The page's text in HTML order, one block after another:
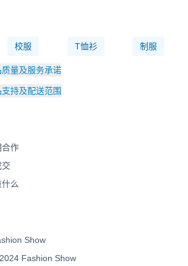
校服 T恤衫 制服
量及服务承诺
持及配送范围
合作
么
Show
Fashion Show